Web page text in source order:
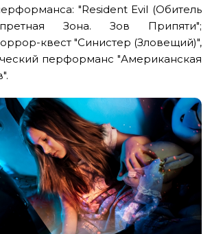
"Resident Evil (Обитель
Зона. Зов Припяти";
квест "Синистер (Зловещий)",
перформанс "Американская